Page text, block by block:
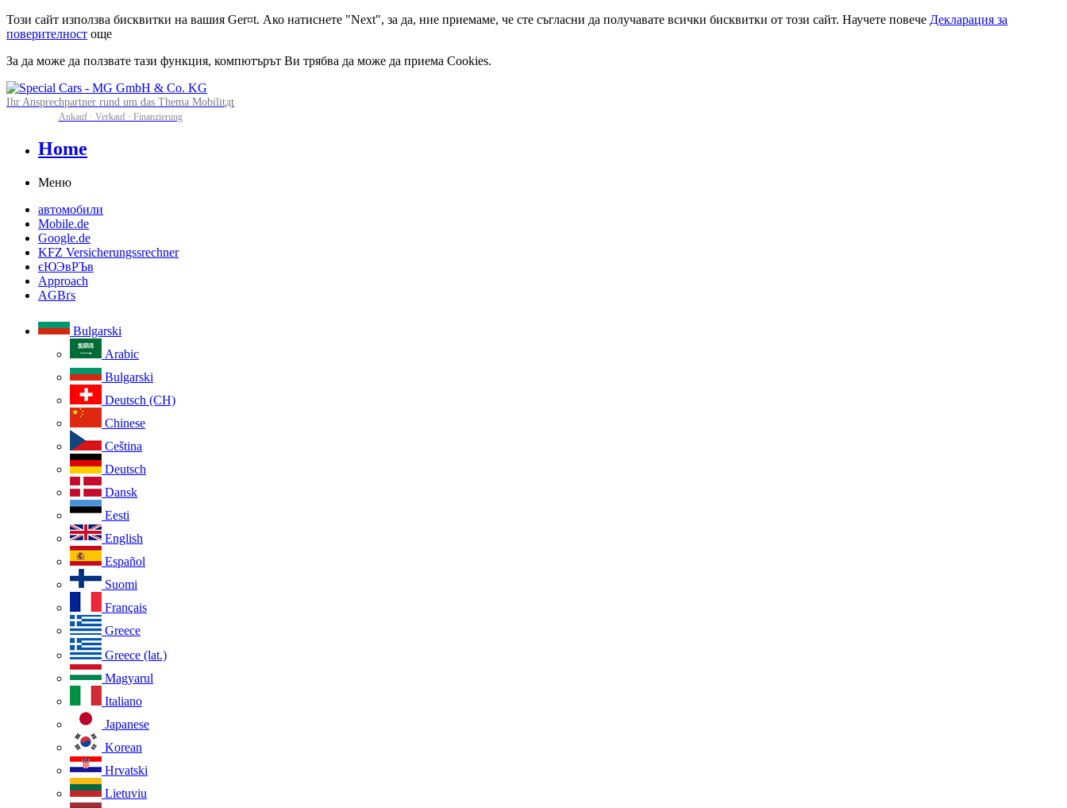
Този сайт използва бисквитки на вашия Ger¤t. Ако натиснете "Next", за да, ние приемаме, че сте съгласни да получавате всички бисквитки от този сайт. Научете повече Декларация за
поверителност още
За да може да ползвате тази функция, компютърът Ви трябва да може да приема Cookies.
Ihr Ansprechpartner rund um das Thema Mobilitдt
Ankauf · Verkauf · Finanzierung
Home
Меню
автомобили
Mobile.de
Google.de
KFZ Versicherungssrechner
єЮЭвРЪв
Approach
AGBґs
Bulgarski
Arabic
Bulgarski
Deutsch (CH)
Chinese
Ceština
Deutsch
Dansk
Eesti
English
Español
Suomi
Français
Greece
Greece (lat.)
Magyarul
Italiano
Japanese
Korean
Hrvatski
Lietuviu